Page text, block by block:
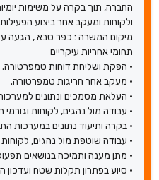
החברה, תוך בקרה על משימות
ולקוחות ומעקב אחר ביצוע
מיקום המשרה : כפר סבא , הגעה
תחומי אחריות עיקריים
• הפקת ושליחת דוחות טמפרטורה.
• מעקב אחר חריגות טמפרטורה.
• העלאת מסמכים ונתונים
• עבודה מול נהגים, לקוחות וגורמי
• בקרה ותיעוד נתונים במערכות
• עבודה שוטפת מול נהגים,
• מתן מענה ותמיכה בנושאים
• סיוע בפתרון תקלות שטח ועדכון